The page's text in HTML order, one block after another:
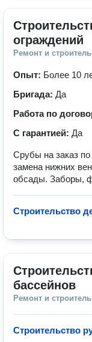
ограждений
Ремонт и
Опыт: Более 10
Бригада: Да
Работа по
С гарантией: Да
Срубы на заказ
замена нижних
обсады. Заборы,
Строительство
бассейнов
Ремонт и
Строительство